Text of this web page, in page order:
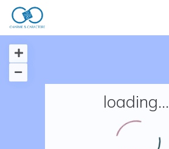
Accueil
Nos adresses en France
loading...